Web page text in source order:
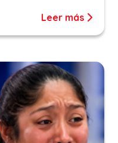
Leer más